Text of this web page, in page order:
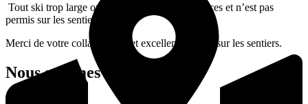
Tout ski trop large ou inadapté détériore les traces et n’est pas
permis sur les sentiers tracés.
Merci de votre collaboration et excellente saison sur les sentiers.
Nous sommes sur Trailforks